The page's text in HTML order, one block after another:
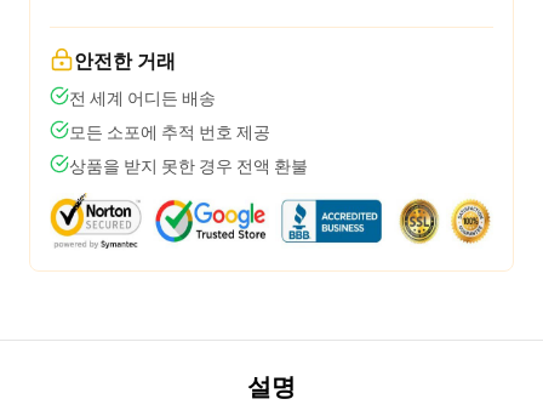
안전한 거래
전 세계 어디든 배송
모든 소포에 추적 번호 제공
상품을 받지 못한 경우 전액 환불
설명